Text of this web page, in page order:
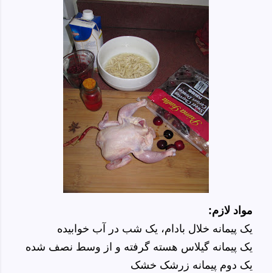
مواد لازم:
یک پیمانه خلال بادام، یک شب در آب خوابیده
یک پیمانه گیلاس هسته گرفته و از وسط نصف شده
یک دوم پیمانه زرشک خشک